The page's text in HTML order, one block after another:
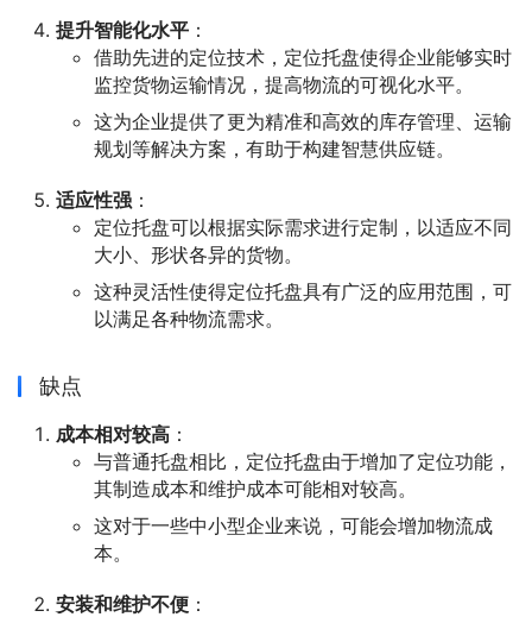
提升智能化水平 ：
借助先进的定位技术，定位托盘使得企业能够实时
监控货物运输情况，提高物流的可视化水平。
这为企业提供了更为精准和高效的库存管理、运输
规划等解决方案，有助于构建智慧供应链。
适应性强 ：
定位托盘可以根据实际需求进行定制，以适应不同
大小、形状各异的货物。
这种灵活性使得定位托盘具有广泛的应用范围，可
以满足各种物流需求。
缺点
成本相对较高 ：
与普通托盘相比，定位托盘由于增加了定位功能，
其制造成本和维护成本可能相对较高。
这对于一些中小型企业来说，可能会增加物流成
本。
安装和维护不便 ：